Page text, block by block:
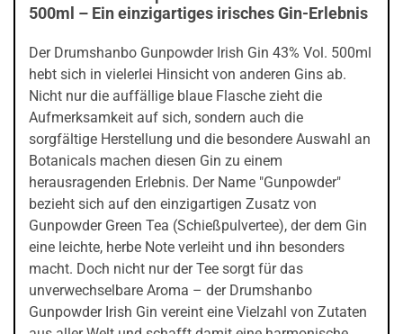
500ml – Ein einzigartiges irisches Gin-Erlebnis
Der Drumshanbo Gunpowder Irish Gin 43% Vol. 500ml
hebt sich in vielerlei Hinsicht von anderen Gins ab.
Nicht nur die auffällige blaue Flasche zieht die
Aufmerksamkeit auf sich, sondern auch die
sorgfältige Herstellung und die besondere Auswahl an
Botanicals machen diesen Gin zu einem
herausragenden Erlebnis. Der Name "Gunpowder"
bezieht sich auf den einzigartigen Zusatz von
Gunpowder Green Tea (Schießpulvertee), der dem Gin
eine leichte, herbe Note verleiht und ihn besonders
macht. Doch nicht nur der Tee sorgt für das
unverwechselbare Aroma – der Drumshanbo
Gunpowder Irish Gin vereint eine Vielzahl von Zutaten